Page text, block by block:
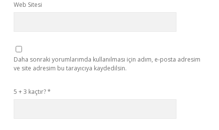
Web Sitesi
Daha sonraki yorumlarımda kullanılması için adım, e-posta adresim
ve site adresim bu tarayıcıya kaydedilsin.
5 + 3 kaçtır?*